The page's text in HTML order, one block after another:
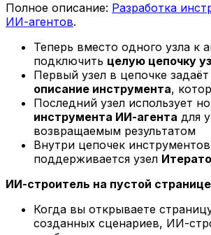
Полное описание: Разработка
ИИ-агентов.
Теперь вместо одного узла к
подключить целую цепочку
Первый узел в цепочке задаёт
описание инструмента,
Последний узел использует
инструмента ИИ-агента для
возвращаемым результатом
Внутри цепочек
поддерживается узел
ИИ-строитель на пустой
Когда вы открываете
созданных сценариев, ИИ-